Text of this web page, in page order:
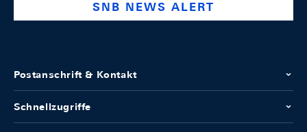
SNB NEWS ALERT
Postanschrift & Kontakt
Schnellzugriffe